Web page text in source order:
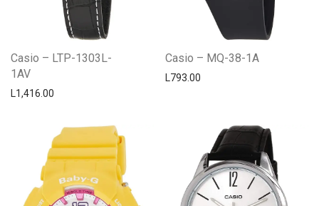
Casio – LTP-1303L-
1AV
L1,416.00
Casio – MQ-38-1A
L793.00